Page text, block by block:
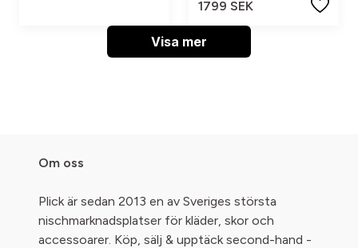
1799 SEK
Visa mer
Om oss
Plick är sedan 2013 en av Sveriges största
nischmarknadsplatser för kläder, skor och
accessoarer. Köp, sälj & upptäck second-hand -